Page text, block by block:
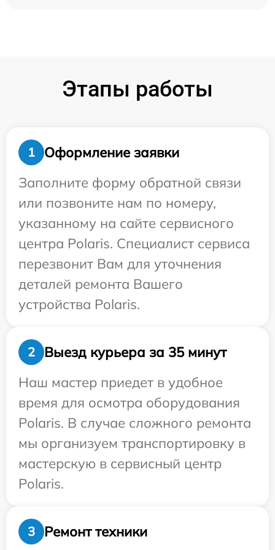
Этапы работы
1
Оформление заявки
Заполните форму обратной связи
или позвоните нам по номеру,
указанному на сайте сервисного
центра Polaris. Специалист сервиса
перезвонит Вам для уточнения
деталей ремонта Вашего
устройства Polaris.
2
Выезд курьера за 35 минут
Наш мастер приедет в удобное
время для осмотра оборудования
Polaris. В случае сложного ремонта
мы организуем транспортировку в
мастерскую в сервисный центр
Polaris.
3 Ремонт техники